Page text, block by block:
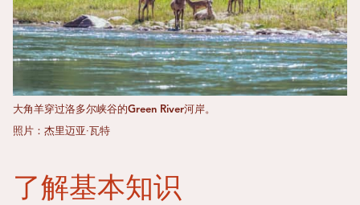
大角羊穿过洛多尔峡谷的Green River河岸。
照片：杰里迈亚·瓦特
了解基本知识